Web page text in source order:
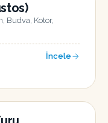
Budva, Kotor,
İncele